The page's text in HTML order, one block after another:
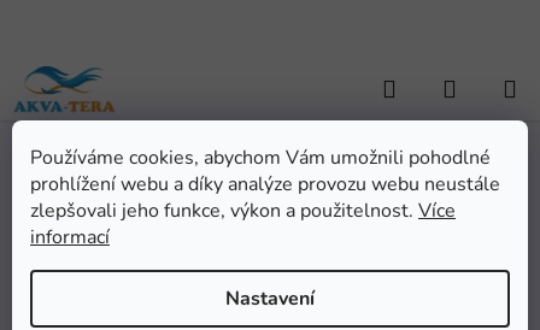
Používáme cookies, abychom Vám umožnili pohodlné
prohlížení webu a díky analýze provozu webu neustále
zlepšovali jeho funkce, výkon a použitelnost. Více
informací
Nastavení
obsah
Hledat
KOŠÍK
Domů / TERARISTIKA / Výběr dle zvířat / Leguáni a agamy / sera
Flowers’n’Loops 1.000 ml
sera Flowers’n’Loops
1.000 ml
Podrobnosti hodnocení